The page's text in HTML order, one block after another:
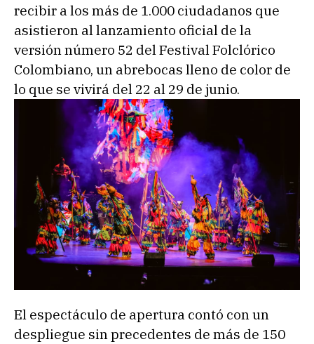
recibir a los más de 1.000 ciudadanos que
asistieron al lanzamiento oficial de la
versión número 52 del Festival Folclórico
Colombiano, un abrebocas lleno de color de
lo que se vivirá del 22 al 29 de junio.
El espectáculo de apertura contó con un
despliegue sin precedentes de más de 150